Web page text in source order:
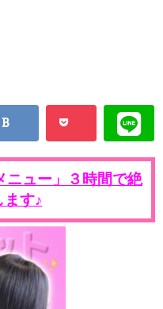
ニュー」３時間で絶
ます♪